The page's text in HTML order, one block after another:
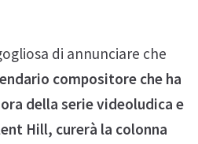
di annunciare che
compositore che ha
della serie videoludica e
Hill, curerà la colonna